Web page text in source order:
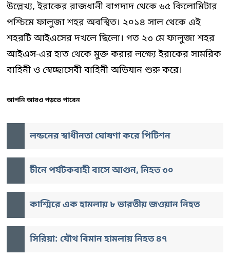
উল্লেখ্য, ইরাকের রাজধানী বাগদাদ থেকে ৬৫ কিলোমিটার
পশ্চিমে ফালুজা শহর অবস্থিত। ২০১৪ সাল থেকে এই
শহরটি আইএসের দখলে ছিলো। গত ২৩ মে ফালুজা শহর
আইএস-এর হাত থেকে মুক্ত করার লক্ষ্যে ইরাকের সামরিক
বাহিনী ও স্বেচ্ছাসেবী বাহিনী অভিযান শুরু করে।
আপনি আরও পড়তে পারেন
লন্ডনের স্বাধীনতা ঘোষণা করে পিটিশন
চীনে পর্যটকবাহী বাসে আগুন, নিহত ৩০
কাশ্মিরে এক হামলায় ৮ ভারতীয় জওয়ান নিহত
সিরিয়া: যৌথ বিমান হামলায় নিহত ৪৭